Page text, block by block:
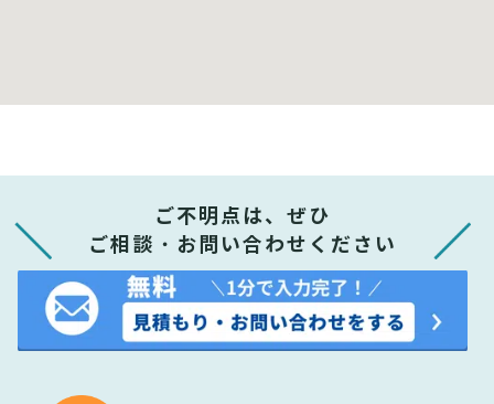
ご不明点は、ぜひ
ご相談・お問い合わせください